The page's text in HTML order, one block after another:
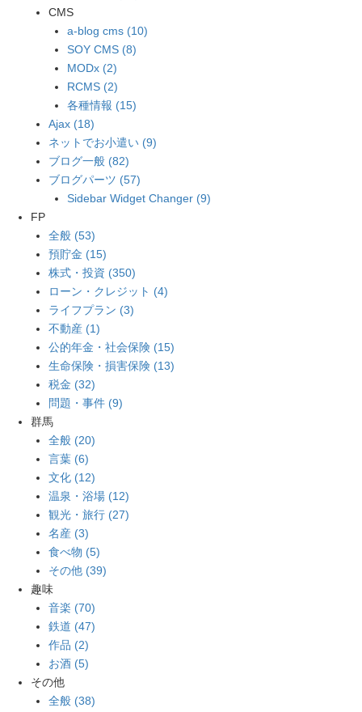
CMS
a-blog cms (10)
SOY CMS (8)
MODx (2)
RCMS (2)
各種情報 (15)
Ajax (18)
ネットでお小遣い (9)
ブログ一般 (82)
ブログパーツ (57)
Sidebar Widget Changer (9)
FP
全般 (53)
預貯金 (15)
株式・投資 (350)
ローン・クレジット (4)
ライフプラン (3)
不動産 (1)
公的年金・社会保険 (15)
生命保険・損害保険 (13)
税金 (32)
問題・事件 (9)
群馬
全般 (20)
言葉 (6)
文化 (12)
温泉・浴場 (12)
観光・旅行 (27)
名産 (3)
食べ物 (5)
その他 (39)
趣味
音楽 (70)
鉄道 (47)
作品 (2)
お酒 (5)
その他
全般 (38)